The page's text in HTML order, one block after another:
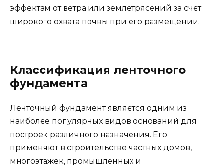
эффектам от ветра или землетрясений за счёт
широкого охвата почвы при его размещении.
Классификация ленточного
фундамента
Ленточный фундамент является одним из
наиболее популярных видов оснований для
построек различного назначения. Его
применяют в строительстве частных домов,
многоэтажек, промышленных и